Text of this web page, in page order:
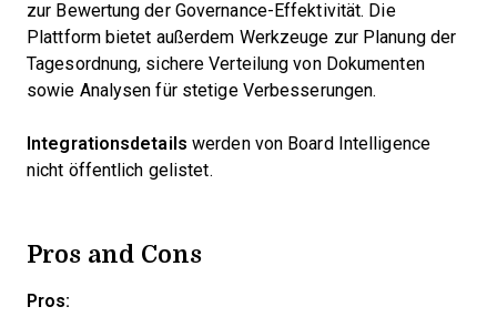
zur Bewertung der Governance-Effektivität. Die
Plattform bietet außerdem Werkzeuge zur Planung der
Tagesordnung, sichere Verteilung von Dokumenten
sowie Analysen für stetige Verbesserungen.
Integrationsdetails werden von Board Intelligence
nicht öffentlich gelistet.
Pros and Cons
Pros: